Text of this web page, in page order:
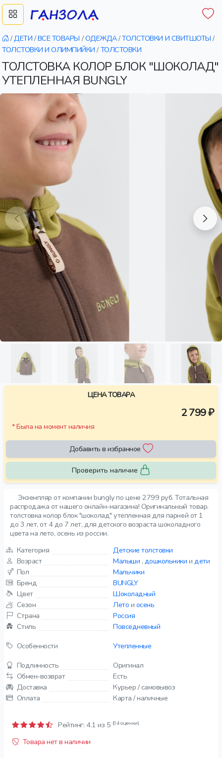
/ДЕТИ /ВСЕ ТОВАРЫ /ОДЕЖДА/ТОЛСТОВКИ И СВИТШОТЫ /
ТОЛСТОВКИ И ОЛИМПИЙКИ / ТОЛСТОВКИ
ТОЛСТОВКА КОЛОР БЛОК "ШОКОЛАД"
УТЕПЛЕННАЯ BUNGLY
Экземпляр от компании bungly по цене 2799 руб. Тотальная
распродажа от нашего онлайн-магазина! Оригинальный товар.
толстовка колор блок "шоколад" утепленная для парней от 1
до 3 лет, от 4 до 7 лет, для детского возраста шоколадного
цвета на лето, осень из россии.
Категория
Детские толстовки
Возраст
Малыши , дошкольники и дети
Пол
Мальчики
Бренд
BUNGLY
Цвет
Шоколадный
Сезон
Лето и осень
Страна
Россия
Стиль
Повседневный
Особенности
Утепленные
Подлинность
Оригинал
Обмен-возврат
Есть
Доставка
Курьер / самовывоз
Оплата
Карта / наличные
Рейтинг: 4.1 из 5 (94 оценки)
Товара нет в наличии
ЦЕНА ТОВАРА
2 799 ₽
* Была на момент наличия
Добавить в избранное
Проверить наличие